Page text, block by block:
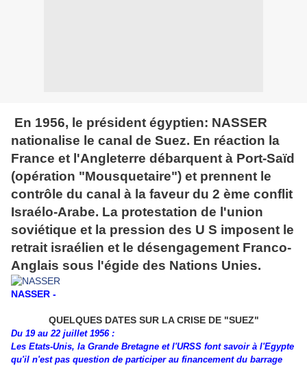
En 1956, le président égyptien: NASSER
nationalise le canal de Suez. En réaction la
France et l'Angleterre débarquent à Port-Saïd
(opération "Mousquetaire") et prennent le
contrôle du canal à la faveur du 2 ème conflit
Israélo-Arabe. La protestation de l'union
soviétique et la pression des U S imposent le
retrait israélien et le désengagement Franco-
Anglais sous l'égide des Nations Unies.
NASSER -
QUELQUES DATES SUR LA CRISE DE "SUEZ"
Du 19 au 22 juillet 1956 :
Les Etats-Unis, la Grande Bretagne et l'URSS font savoir à l'Egypte
qu'il n'est pas question de participer au financement du barrage